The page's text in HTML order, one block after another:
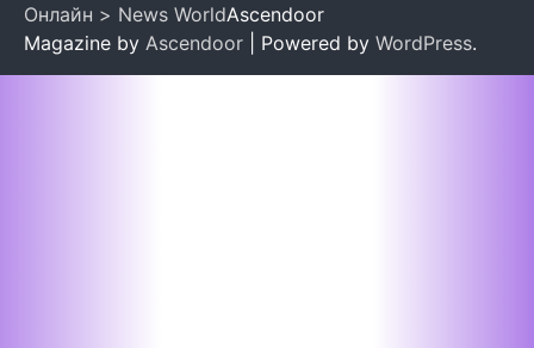
Онлайн > News WorldAscendoor
Magazine by Ascendoor | Powered by WordPress.